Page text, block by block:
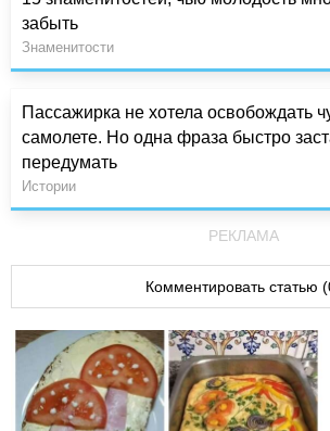
забыть
Знаменитости
Пассажирка не хотела освобождать
самолете. Но одна фраза быстро
передумать
Истории
РЕКЛАМА
Комментировать статью